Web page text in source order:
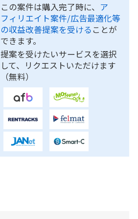
この案件は購入完了時に、 ア
フィリエイト案件/広告最適化等
の収益改善提案を受ける ことが
できます。
提案を受けたいサービスを選択
して、リクエストいただけます
（無料）